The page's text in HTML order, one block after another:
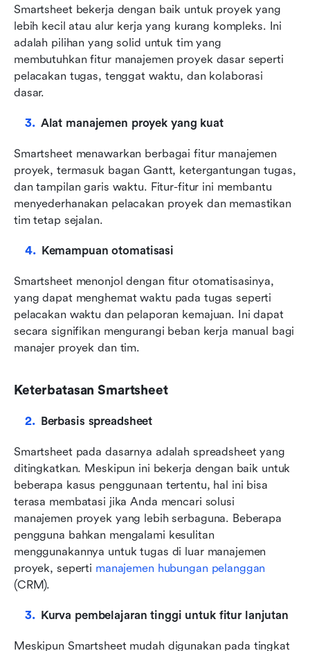
Smartsheet bekerja dengan baik untuk proyek yang
lebih kecil atau alur kerja yang kurang kompleks. Ini
adalah pilihan yang solid untuk tim yang
membutuhkan fitur manajemen proyek dasar seperti
pelacakan tugas, tenggat waktu, dan kolaborasi
dasar.
Alat manajemen proyek yang kuat
Smartsheet menawarkan berbagai fitur manajemen
proyek, termasuk bagan Gantt, ketergantungan tugas,
dan tampilan garis waktu. Fitur-fitur ini membantu
menyederhanakan pelacakan proyek dan memastikan
tim tetap sejalan.
Kemampuan otomatisasi
Smartsheet menonjol dengan fitur otomatisasinya,
yang dapat menghemat waktu pada tugas seperti
pelacakan waktu dan pelaporan kemajuan. Ini dapat
secara signifikan mengurangi beban kerja manual bagi
manajer proyek dan tim.
Keterbatasan Smartsheet
Berbasis spreadsheet
Smartsheet pada dasarnya adalah spreadsheet yang
ditingkatkan. Meskipun ini bekerja dengan baik untuk
beberapa kasus penggunaan tertentu, hal ini bisa
terasa membatasi jika Anda mencari solusi
manajemen proyek yang lebih serbaguna. Beberapa
pengguna bahkan mengalami kesulitan
menggunakannya untuk tugas di luar manajemen
proyek, seperti manajemen hubungan pelanggan
(CRM).
Kurva pembelajaran tinggi untuk fitur lanjutan
Meskipun Smartsheet mudah digunakan pada tingkat